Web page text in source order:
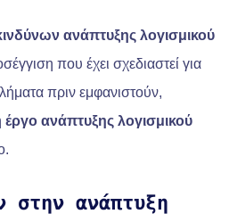
ανάπτυξης λογισμικού
που έχει σχεδιαστεί για
πριν εμφανιστούν,
έργο ανάπτυξης λογισμικού
στην ανάπτυξη